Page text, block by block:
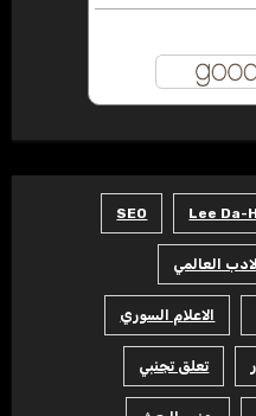
Lee Da-
SEO
العالمي
الاعلام السوري
تعلق تجنبي